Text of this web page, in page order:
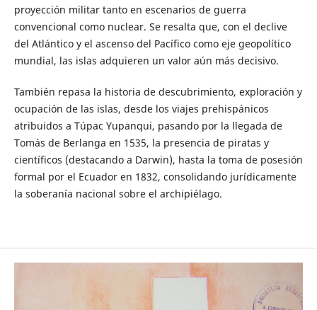
proyección militar tanto en escenarios de guerra
convencional como nuclear. Se resalta que, con el declive
del Atlántico y el ascenso del Pacífico como eje geopolítico
mundial, las islas adquieren un valor aún más decisivo.
También repasa la historia de descubrimiento, exploración y
ocupación de las islas, desde los viajes prehispánicos
atribuidos a Túpac Yupanqui, pasando por la llegada de
Tomás de Berlanga en 1535, la presencia de piratas y
científicos (destacando a Darwin), hasta la toma de posesión
formal por el Ecuador en 1832, consolidando jurídicamente
la soberanía nacional sobre el archipiélago.